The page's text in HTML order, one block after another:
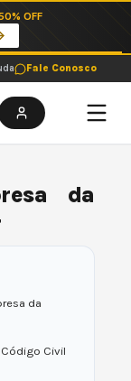
pix em parcela única
Fale Conosco
da
da
Código Civil